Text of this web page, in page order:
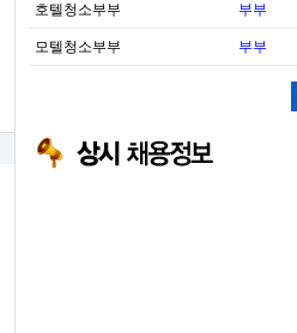
호텔청소부부 부부
모텔청소부부 부부